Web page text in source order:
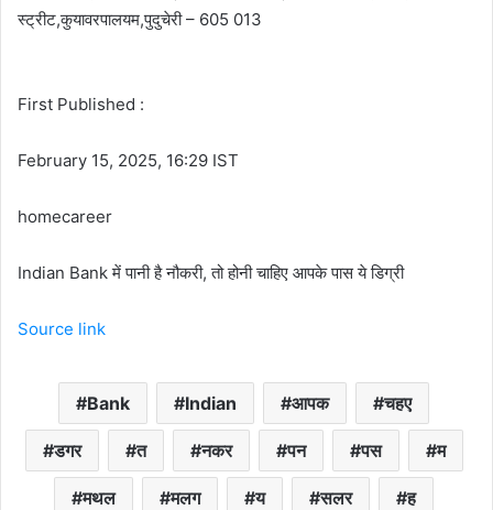
स्ट्रीट,कुयावरपालयम,पुदुचेरी – 605 013
First Published :
February 15, 2025, 16:29 IST
homecareer
Indian Bank में पानी है नौकरी, तो होनी चाहिए आपके पास ये डिग्री
Source link
Bank Indian आपक चहए
डगर त नकर पन पस म
मथल मलग य सलर ह